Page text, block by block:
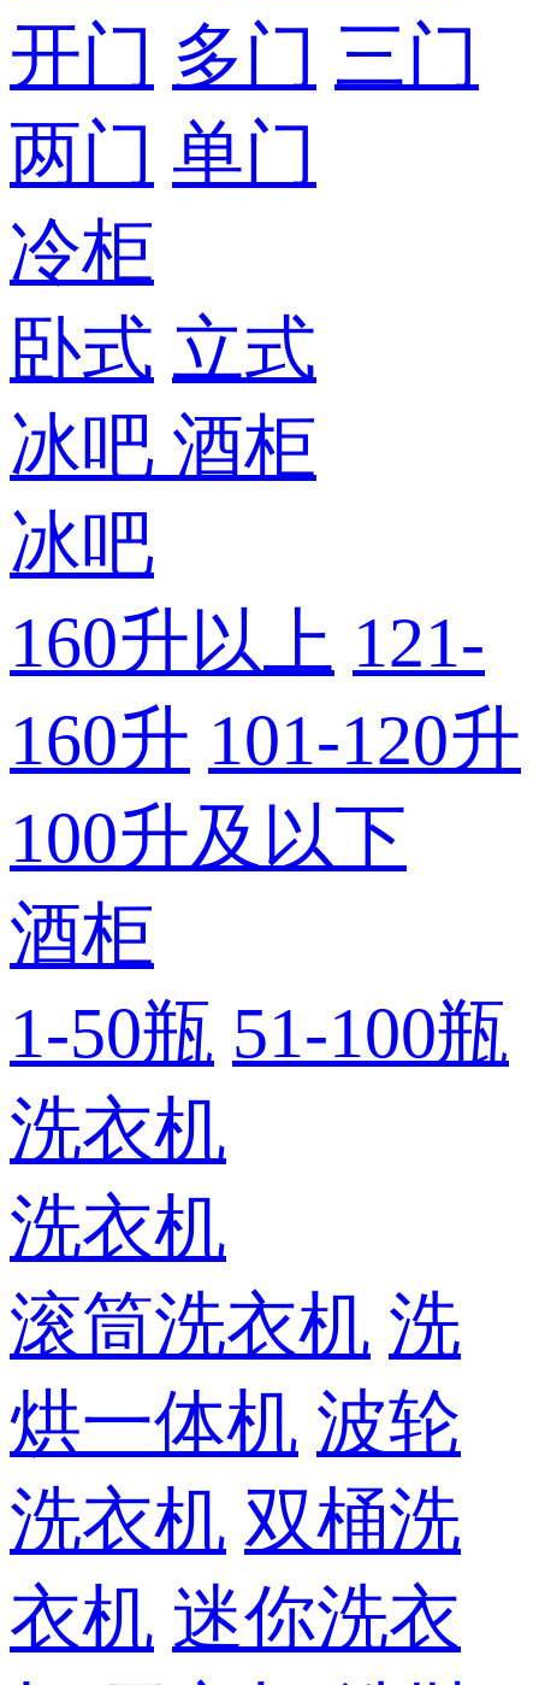
开门 多门 三门
两门 单门
冷柜
卧式 立式
冰吧 酒柜
冰吧
160升以上 121-
160升 101-120升
100升及以下
酒柜
1-50瓶 51-100瓶
洗衣机
洗衣机
滚筒洗衣机 洗
烘一体机 波轮
洗衣机 双桶洗
衣机 迷你洗衣